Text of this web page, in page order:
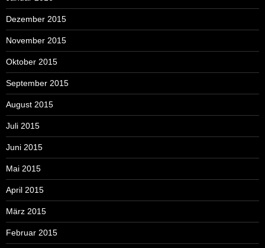
Dezember 2015
November 2015
Oktober 2015
September 2015
August 2015
Juli 2015
Juni 2015
Mai 2015
April 2015
März 2015
Februar 2015